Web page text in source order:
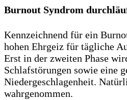
Burnout Syndrom
Kennzeichnend für ein
hohen Ehrgeiz für tägliche
Erst in der zweiten Phase
Schlafstörungen sowie eine
Niedergeschlagenheit.
wahrgenommen.